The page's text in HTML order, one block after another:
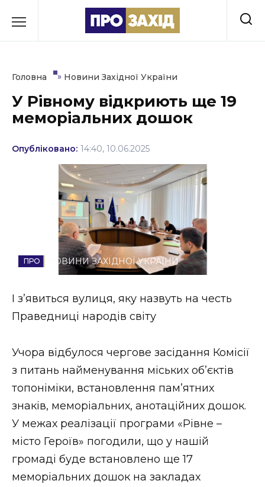
до
Культура
Освіта
Політика
Соціум
Стиль життя
Втрачений Ужгород
ЗАКАРПАТСЬКІ НОВИНИ
НОВИНИ ЗАХІДНОЇ УКРАЇНИ
Головна » Новини Західної України
У Рівному відкриють ще 19
меморіальних дошок
Опубліковано: 14:40, 10.06.2025
НОВИНИ ЗАХІДНОЇ УКРАЇНИ
І з’явиться вулиця, яку назвуть на честь
Праведниці народів світу
Учора відбулося чергове засідання Комісії
з питань найменування міських об’єктів
топоніміки, встановлення пам’ятних
знаків, меморіальних, анотаційних дошок.
У межах реалізації програми «Рівне –
місто Героїв» погодили, що у нашій
громаді буде встановлено ще 17
меморіальних дошок на закладах